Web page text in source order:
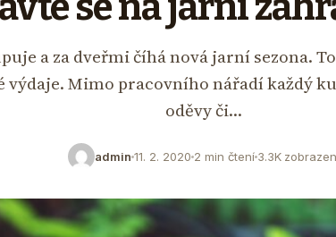
a za dveřmi číhá nová jarní sezona.
výdaje. Mimo pracovního nářadí každý
oděvy či…
admin 11. 2. 2020 2 min čtení 3.3K